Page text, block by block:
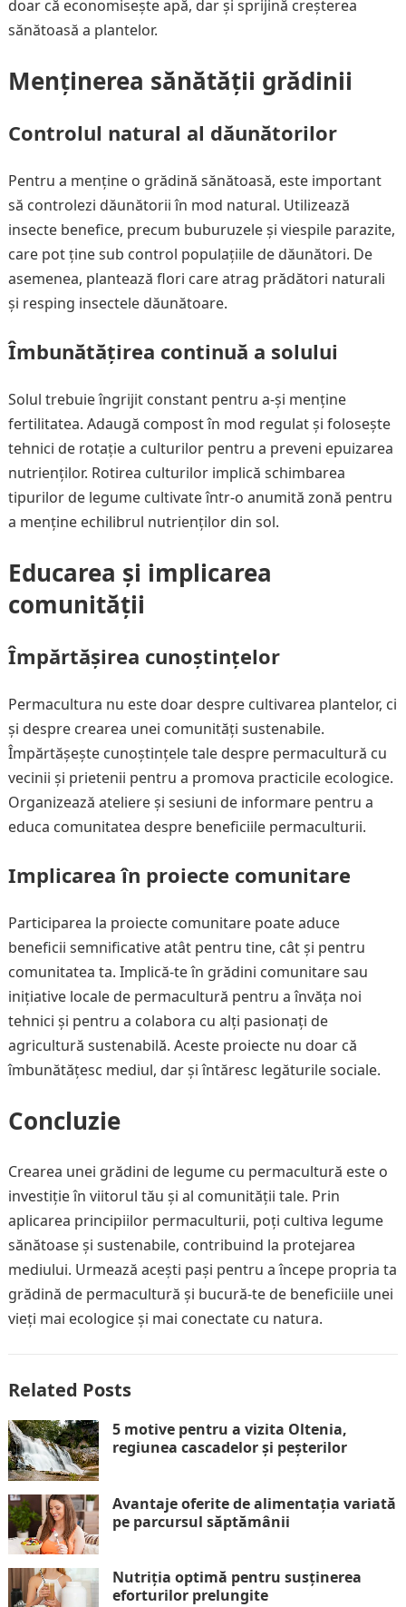
doar că economisește apă, dar și sprijină creșterea
sănătoasă a plantelor.
Menținerea sănătății grădinii
Controlul natural al dăunătorilor
Pentru a menține o grădină sănătoasă, este important
să controlezi dăunătorii în mod natural. Utilizează
insecte benefice, precum buburuzele și viespile parazite,
care pot ține sub control populațiile de dăunători. De
asemenea, plantează flori care atrag prădători naturali
și resping insectele dăunătoare.
Îmbunătățirea continuă a solului
Solul trebuie îngrijit constant pentru a-și menține
fertilitatea. Adaugă compost în mod regulat și folosește
tehnici de rotație a culturilor pentru a preveni epuizarea
nutrienților. Rotirea culturilor implică schimbarea
tipurilor de legume cultivate într-o anumită zonă pentru
a menține echilibrul nutrienților din sol.
Educarea și implicarea
comunității
Împărtășirea cunoștințelor
Permacultura nu este doar despre cultivarea plantelor, ci
și despre crearea unei comunități sustenabile.
Împărtășește cunoștințele tale despre permacultură cu
vecinii și prietenii pentru a promova practicile ecologice.
Organizează ateliere și sesiuni de informare pentru a
educa comunitatea despre beneficiile permaculturii.
Implicarea în proiecte comunitare
Participarea la proiecte comunitare poate aduce
beneficii semnificative atât pentru tine, cât și pentru
comunitatea ta. Implică-te în grădini comunitare sau
inițiative locale de permacultură pentru a învăța noi
tehnici și pentru a colabora cu alți pasionați de
agricultură sustenabilă. Aceste proiecte nu doar că
îmbunătățesc mediul, dar și întăresc legăturile sociale.
Concluzie
Crearea unei grădini de legume cu permacultură este o
investiție în viitorul tău și al comunității tale. Prin
aplicarea principiilor permaculturii, poți cultiva legume
sănătoase și sustenabile, contribuind la protejarea
mediului. Urmează acești pași pentru a începe propria ta
grădină de permacultură și bucură-te de beneficiile unei
vieți mai ecologice și mai conectate cu natura.
Related Posts
5 motive pentru a vizita Oltenia,
regiunea cascadelor și peșterilor
Avantaje oferite de alimentația variată
pe parcursul săptămânii
Nutriția optimă pentru susținerea
eforturilor prelungite